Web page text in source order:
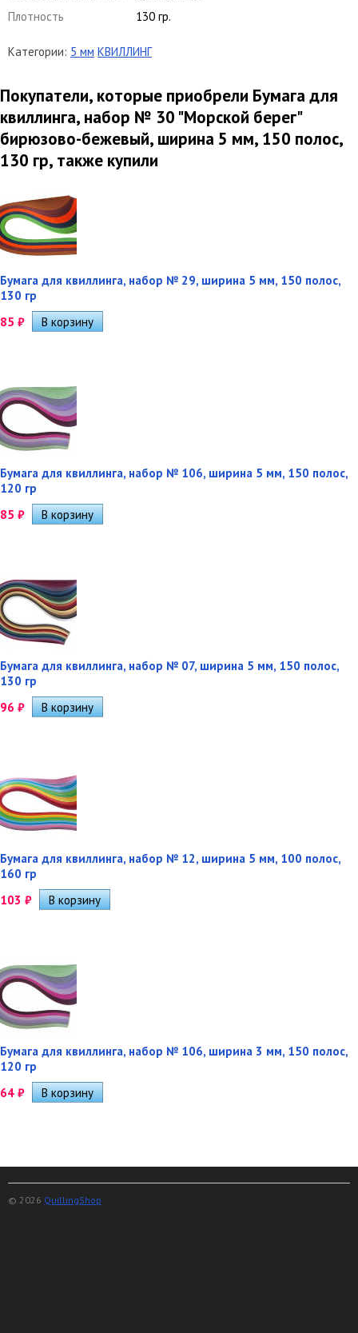
Плотность
130 гр.
Категории: 5 мм КВИЛЛИНГ
Покупатели, которые приобрели Бумага для
квиллинга, набор № 30 "Морской берег"
бирюзово-бежевый, ширина 5 мм, 150 полос,
130 гр, также купили
Бумага для квиллинга, набор № 29, ширина 5 мм, 150 полос,
130 гр
85 ₽
Бумага для квиллинга, набор № 106, ширина 5 мм, 150 полос,
120 гр
85 ₽
Бумага для квиллинга, набор № 07, ширина 5 мм, 150 полос,
130 гр
96 ₽
Бумага для квиллинга, набор № 12, ширина 5 мм, 100 полос,
160 гр
103 ₽
Бумага для квиллинга, набор № 106, ширина 3 мм, 150 полос,
120 гр
64 ₽
© 2026 QuillingShop